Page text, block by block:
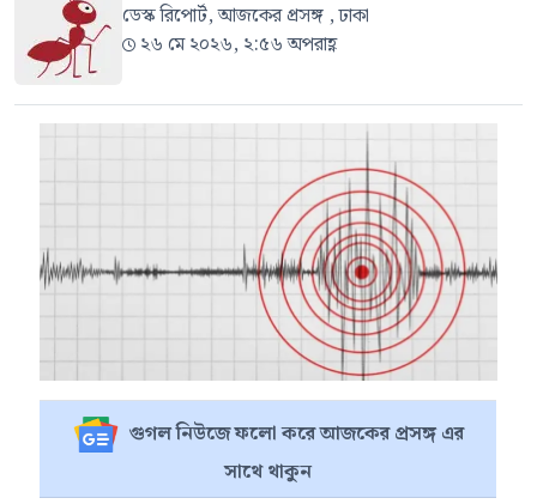
ডেস্ক রিপোর্ট, আজকের প্রসঙ্গ , ঢাকা
২৬ মে ২০২৬, ২:৫৬ অপরাহ্ণ
গুগল নিউজে ফলো করে আজকের প্রসঙ্গ এর
সাথে থাকুন